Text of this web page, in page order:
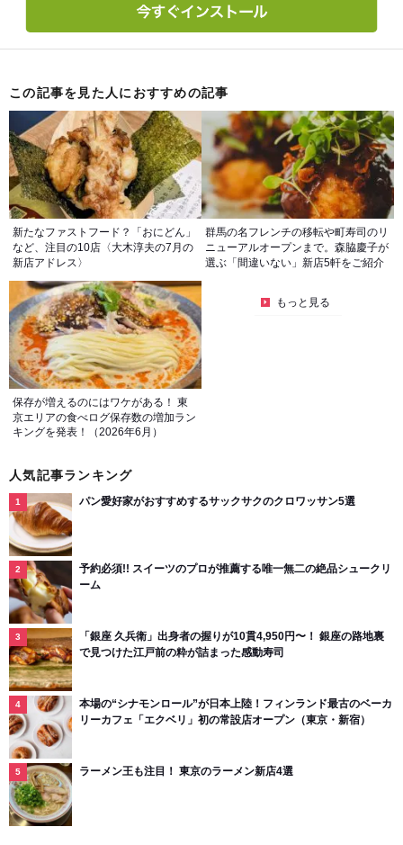
この記事を見た人におすすめの記事
新たなファストフード？「おにどん」
など、注目の10店〈大木淳夫の7月の
新店アドレス〉
群馬の名フレンチの移転や町寿司のリ
ニューアルオープンまで。森脇慶子が
選ぶ「間違いない」新店5軒をご紹介
保存が増えるのにはワケがある！ 東
京エリアの食べログ保存数の増加ラン
キングを発表！（2026年6月）
もっと見る
人気記事ランキング
パン愛好家がおすすめするサックサクのクロワッサン5選
予約必須!! スイーツのプロが推薦する唯一無二の絶品シュークリ
ーム
「銀座 久兵衛」出身者の握りが10貫4,950円〜！ 銀座の路地裏
で見つけた江戸前の粋が詰まった感動寿司
本場の“シナモンロール”が日本上陸！フィンランド最古のベーカ
リーカフェ「エクベリ」初の常設店オープン（東京・新宿）
ラーメン王も注目！ 東京のラーメン新店4選